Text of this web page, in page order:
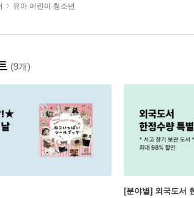
유아 어린이 청소년
(9개)
[분야별] 외국도서